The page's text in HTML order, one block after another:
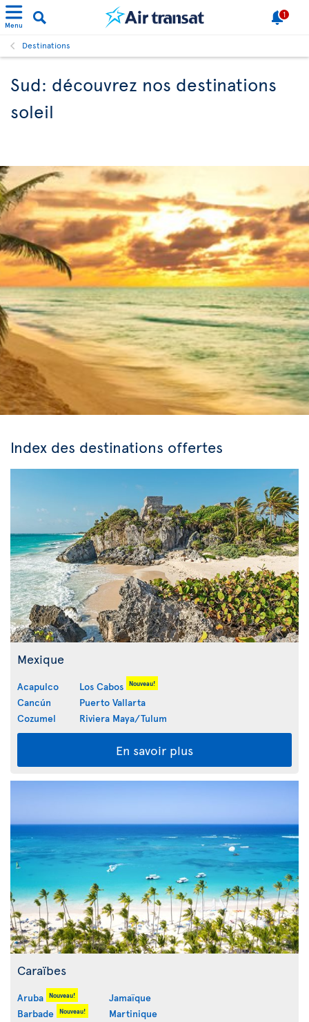
Menu
1
Destinations
Sud: découvrez nos destinations
soleil
Index des destinations offertes
Mexique
Acapulco
Cancún
Cozumel
Los Cabos Nouveau!
Puerto Vallarta
Riviera Maya/Tulum
En savoir plus
Caraïbes
Aruba Nouveau!
Barbade Nouveau!
Jamaïque
Martinique